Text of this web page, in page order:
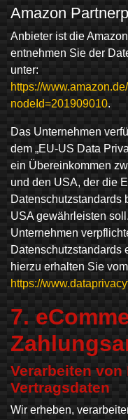
Amazon
Anbieter ist die
entnehmen Sie der
unter:
https://
nodeId=201909010.
Das Unternehmen
dem „EU-US Data
ein Übereinkommen
und den USA, der die
Datenschutzstandards
USA gewährleisten
Unternehmen
Datenschutzstandards
hierzu erhalten Sie
https://
7.
Verarbeiten von
Vertragsdaten
Wir erheben,